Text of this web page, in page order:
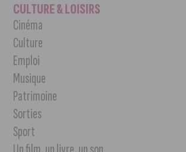
CULTURE & LOISIRS
Cinéma
Culture
Emploi
Musique
Patrimoine
Sorties
Sport